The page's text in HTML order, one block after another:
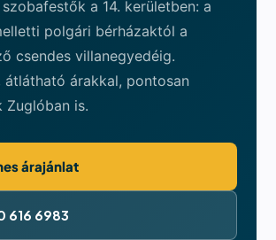
a 14. kerületben: a
polgári bérházaktól a
csendes villanegyedéig.
átlátható árakkal, pontosan
Zuglóban is.
árajánlat
616 6983